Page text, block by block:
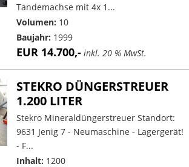
Tandemachse mit 4x 1...
Volumen: 10
Baujahr: 1999
EUR 14.700,- inkl. 20 % MwSt.
STEKRO DÜNGERSTREUER
1.200 LITER
Stekro Mineraldüngerstreuer Standort:
9631 Jenig 7 - Neumaschine - Lagergerät!
- F...
Inhalt: 1200